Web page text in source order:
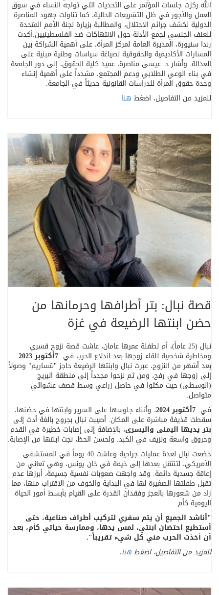
الله.ركزت جلسات المؤتمر على التحديات التي تواجه النساء في سوق
العمل والأجور في ظل التشريعات الحالية، كما تناولت جهود المناصرة
الدولية لكشف جرائم الاحتلال، والمطالبة بزيارة لجنة الأمم المتحدة
للعنف الجنسي لجمع الأدلة حول الانتهاكات ضد الفلسطينيين.أكدت
رندا سنيورة، المديرة العامة لمركز المرأة، على أهمية الشراكة بين
المسارات الأكاديمية والحقوقية لصياغة سياسات وطنية مبنية على
العدالة. وأشار د. عيسى مناصرة، عميد كلية الحقوق، إلى دور الجامعة
في بناء الوعي الطلابي ودعم المجتمع، مشدداً على أهمية إنشاء
وحدة حقوق المرأة للدراسات القانونية حديثاً في الجامعة.
للمزيد من التفاصيل، اضغط هنا
قصة نبال: بتر أطرافها وحرمانها من
حضن ابنتها الرضيعة في غزة
نبال (25 عاماً)، أم لطفلة عمرها عامان، عاشت قصة نزوح قسري
ومخاطرة شخصية للقاء زوجها بعد اندلاع الحرب في 7أكتوبر 2023 .
بعد أشهر من النزوح، عبرت نبال وابنتها الرضيعة حاجز "نتساريم" وصولاً
إلى زوجها في رفح، ومن ثم نزحوا مجدداً إلى منطقة البريج
(الوسطى) حيث مكثوا في حاصل زراعي وسط قصف عشوائي
متواصل.
في 7أكتوبر 2024 ، وأثناء جلوسها على السرير وابنتها في حضنها،
سقطت قذيفة مباشرة على المكان. أصيبت نبال بجروح بالغة أدت إلى
بتر يديها اليمنى واليسرى، بالإضافة إلى إصابات خطيرة في القدم
وحروق واسعة ونزيف في الكبد. ولحسن الحظ، نجت ابنتها من الإصابة.
خضعت نبال لعدة عمليات جراحية وعاشت 40 يوماً في المستشفى
الأمريكي، لتنتقل بعدها إلى خيمة في خان يونس، وهي تعاني من
إعاقة جسدية دائمة. وقد واجهت صعوبات نفسية جسيمة، أبرزها عدم
تقبل طفلتها الصغيرة لها في البداية والخوف من الاقتراب منها، مما
زاد من شعورها بالعجز وفقدان القدرة على القيام بأبسط أمور الحياة
اليومية كأم.
"أناشد الجميع أن يتم سفري لتركيب أطراف صناعية، حتى
أستطيع احتضان ابنتي، لمس يدها، وممارسة حياتي كأم، بعد
أن أخذت الحرب مني كل شيء تقريباً."
للمزيد منالتفاصيل، اضغطهنا.